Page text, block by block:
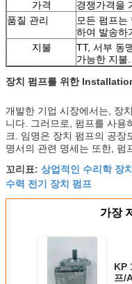
가격
경쟁가격을
품질 관리
모든 펌프는
하여 발송하
지불
TT, 서부 동
가능한 지불.
장치 펌프를 위한
개발한 기업 시장에서는, 장
니다. 그러므로, 펌프를 사용
크. 임명은 장치 펌프의 공장
명서의 관련 명세는 또한, 펌
꼬리표: 상업적인 수리학 장
수력 전기 장치 펌프
가장
KP
프/